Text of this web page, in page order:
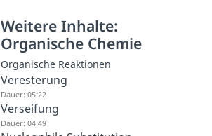
Weitere Inhalte:
Organische Chemie
Organische Reaktionen
Veresterung
Dauer: 05:22
Verseifung
Dauer: 04:49